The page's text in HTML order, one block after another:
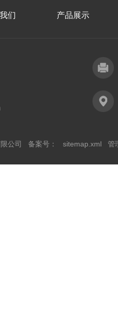
们 产品展示
公司 备案号： sitemap.xml 管